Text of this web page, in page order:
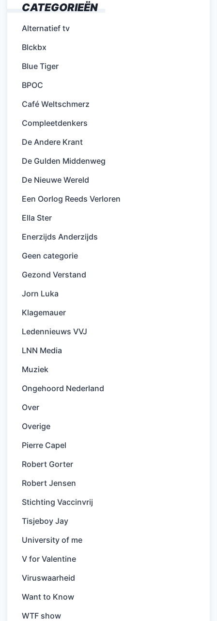
CATEGORIEËN
Alternatief tv
Blckbx
Blue Tiger
BPOC
Café Weltschmerz
Compleetdenkers
De Andere Krant
De Gulden Middenweg
De Nieuwe Wereld
Een Oorlog Reeds Verloren
Ella Ster
Enerzijds Anderzijds
Geen categorie
Gezond Verstand
Jorn Luka
Klagemauer
Ledennieuws VVJ
LNN Media
Muziek
Ongehoord Nederland
Over
Overige
Pierre Capel
Robert Gorter
Robert Jensen
Stichting Vaccinvrij
Tisjeboy Jay
University of me
V for Valentine
Viruswaarheid
Want to Know
WTF show